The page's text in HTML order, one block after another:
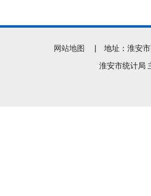
网站地图 | 地址：淮安市
淮安市统计